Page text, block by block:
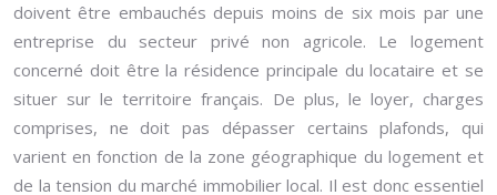
doivent être embauchés depuis moins de six mois par une
entreprise du secteur privé non agricole. Le logement
concerné doit être la résidence principale du locataire et se
situer sur le territoire français. De plus, le loyer, charges
comprises, ne doit pas dépasser certains plafonds, qui
varient en fonction de la zone géographique du logement et
de la tension du marché immobilier local. Il est donc essentiel